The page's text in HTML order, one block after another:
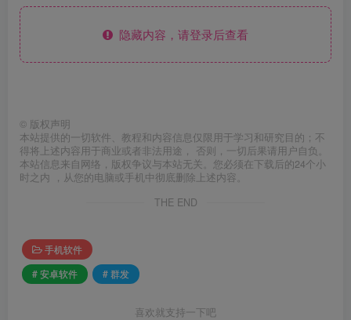
隐藏内容，请登录后查看
© 版权声明
本站提供的一切软件、教程和内容信息仅限用于学习和研究目的；不
得将上述内容用于商业或者非法用途， 否则，一切后果请用户自负。
本站信息来自网络，版权争议与本站无关。您必须在下载后的24个小
时之内 ，从您的电脑或手机中彻底删除上述内容。
THE END
手机软件
# 安卓软件
# 群发
喜欢就支持一下吧